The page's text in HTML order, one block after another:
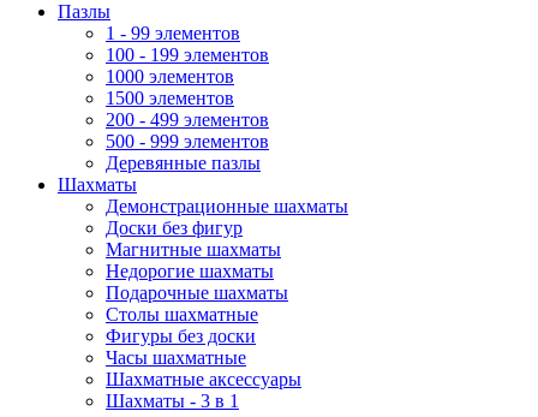
Пазлы
1 - 99 элементов
100 - 199 элементов
1000 элементов
1500 элементов
200 - 499 элементов
500 - 999 элементов
Деревянные пазлы
Шахматы
Демонстрационные шахматы
Доски без фигур
Магнитные шахматы
Недорогие шахматы
Подарочные шахматы
Столы шахматные
Фигуры без доски
Часы шахматные
Шахматные аксессуары
Шахматы - 3 в 1